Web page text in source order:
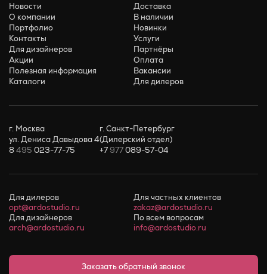
Новости
О компании
Портфолио
Контакты
Для дизайнеров
Акции
Полезная информация
Каталоги
Доставка
В наличии
Новинки
Услуги
Партнёры
Оплата
Вакансии
Для дилеров
г. Москва
ул. Дениса Давыдова 4
8495 023-77-75
г. Санкт-Петербург
(Дилерский отдел)
+7977089-57-04
Для дилеров
opt@ardostudio.ru
Для частных клиентов
zakaz@ardostudio.ru
Для дизайнеров
arch@ardostudio.ru
По всем вопросам
info@ardostudio.ru
Заказать обратный звонок